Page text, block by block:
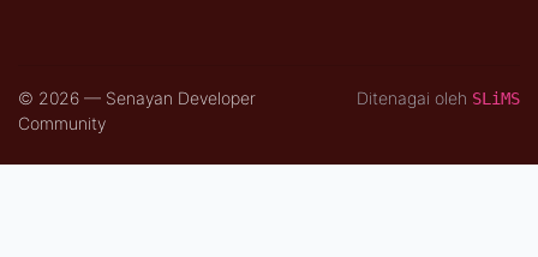
© 2026 — Senayan Developer
Community
Ditenagai oleh SLiMS